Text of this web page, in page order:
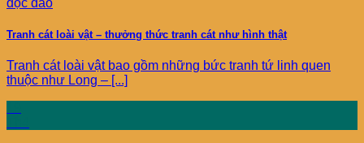
Tranh cát loài vật – thưởng thức tranh cát như hình thật
Tranh cát loài vật bao gồm những bức tranh tứ linh quen
thuộc như Long – [...]